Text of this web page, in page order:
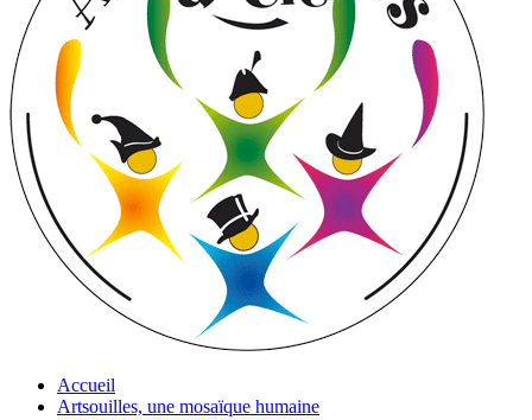
Accueil
Artsouilles, une mosaïque humaine